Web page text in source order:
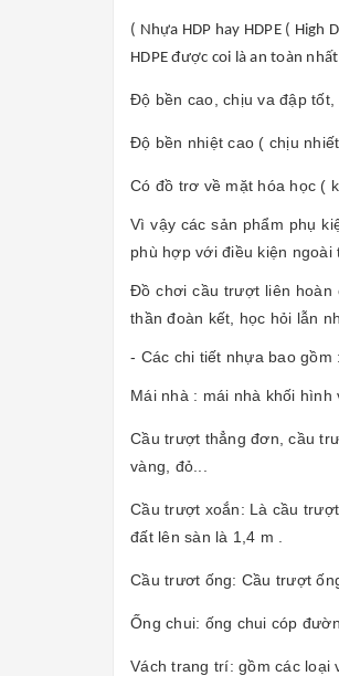
( Nhựa HDP hay HDPE (
HDPE được coi là an toàn
Độ bền cao, chịu va đập
Độ bền nhiệt cao ( chịu
Có đồ trơ về mặt hóa học (
Vì vậy các sản phẩm phụ
phù hợp với điều kiện
Đồ chơi cầu trượt liên hoàn
thần đoàn kết, học hỏi lẫn
- Các chi tiết nhựa bao gồm :
Mái nhà : mái nhà khối
Cầu trượt thẳng đơn, cầu
vàng, đỏ...
Cầu trượt xoắn: Là cầu
đất lên sàn là 1,4 m .
Cầu trươt ống: Cầu trượt
Ống chui: ống chui cóp
Vách trang trí: gồm các loại